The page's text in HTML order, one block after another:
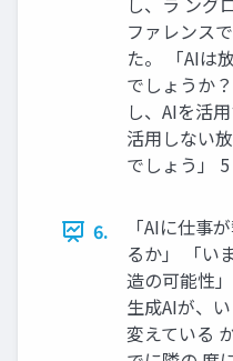
ファレンス
た。 「AIは
でしょうか
し、AIを活
活用しない
でしょう」 5
6.
「AIに仕事
るか」 「い
造の可能性
生成AIが、
変えている